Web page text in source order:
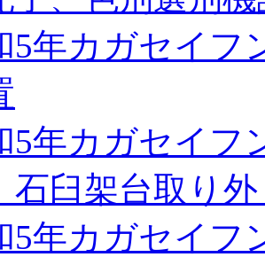
5年カガセイフ
5年カガセイフ
石臼架台取り
5年カガセイフ